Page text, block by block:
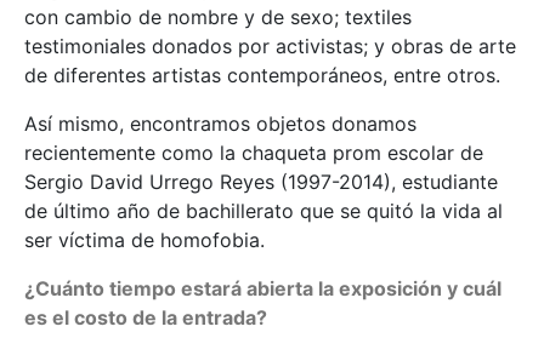
con cambio de nombre y de sexo; textiles
testimoniales donados por activistas; y obras de arte
de diferentes artistas contemporáneos, entre otros.
Así mismo, encontramos objetos donamos
recientemente como la chaqueta prom escolar de
Sergio David Urrego Reyes (1997-2014), estudiante
de último año de bachillerato que se quitó la vida al
ser víctima de homofobia.
¿Cuánto tiempo estará abierta la exposición y cuál
es el costo de la entrada?